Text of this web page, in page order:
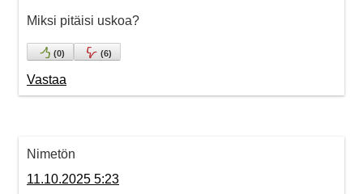
Miksi pitäisi uskoa?
(0) (6)
Vastaa
Nimetön
11.10.2025 5:23